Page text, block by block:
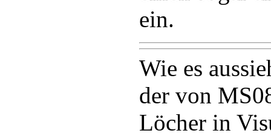
ein.
Wie es
der von
Löcher in